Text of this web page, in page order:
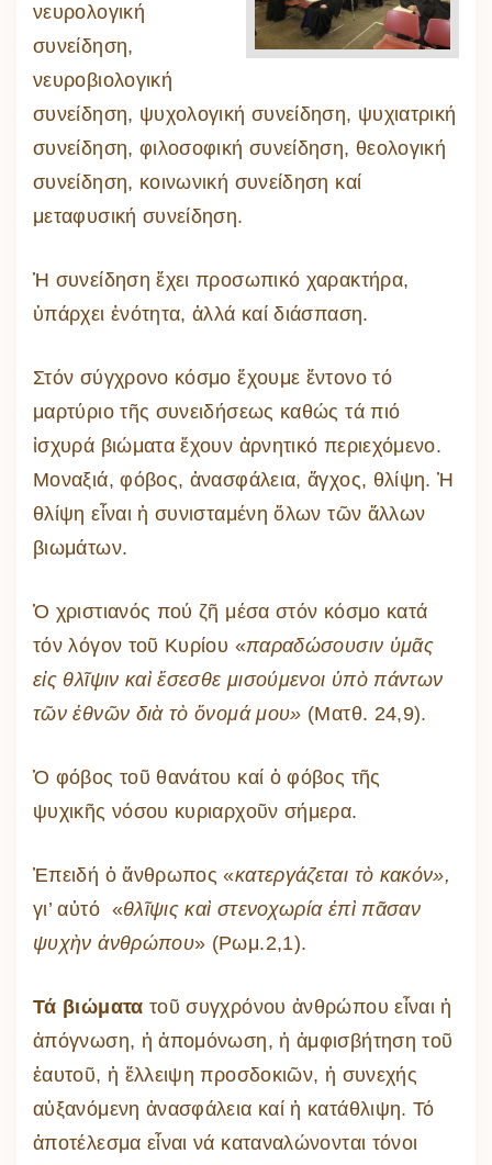
νευρολογική
συνείδηση,
νευροβιολογική
συνείδηση, ψυχολογική συνείδηση, ψυχιατρική
συνείδηση, φιλοσοφική συνείδηση, θεολογική
συνείδηση, κοινωνική συνείδηση καί
μεταφυσική συνείδηση.
Ἡ συνείδηση ἔχει προσωπικό χαρακτήρα,
ὑπάρχει ἑνότητα, ἀλλά καί διάσπαση.
Στόν σύγχρονο κόσμο ἔχουμε ἔντονο τό
μαρτύριο τῆς συνειδήσεως καθώς τά πιό
ἰσχυρά βιώματα ἔχουν ἀρνητικό περιεχόμενο.
Μοναξιά, φόβος, ἀνασφάλεια, ἄγχος, θλίψη. Ἡ
θλίψη εἶναι ἡ συνισταμένη ὅλων τῶν ἄλλων
βιωμάτων.
Ὁ χριστιανός πού ζῆ μέσα στόν κόσμο κατά
τόν λόγον τοῦ Κυρίου «παραδώσουσιν ὑμᾶς
εἰς θλῖψιν καὶ ἔσεσθε μισούμενοι ὑπὸ πάντων
τῶν ἐθνῶν διὰ τὸ ὄνομά μου» (Ματθ. 24,9).
Ὁ φόβος τοῦ θανάτου καί ὁ φόβος τῆς
ψυχικῆς νόσου κυριαρχοῦν σήμερα.
Ἐπειδή ὁ ἄνθρωπος «κατεργάζεται τὸ κακόν»,
γι’ αὐτό «θλῖψις καὶ στενοχωρία ἐπὶ πᾶσαν
ψυχὴν ἀνθρώπου» (Ρωμ.2,1).
Τά βιώματα τοῦ συγχρόνου ἀνθρώπου εἶναι ἡ
ἀπόγνωση, ἡ ἀπομόνωση, ἡ ἀμφισβήτηση τοῦ
ἑαυτοῦ, ἡ ἔλλειψη προσδοκιῶν, ἡ συνεχής
αὐξανόμενη ἀνασφάλεια καί ἡ κατάθλιψη. Τό
ἀποτέλεσμα εἶναι νά καταναλώνονται τόνοι